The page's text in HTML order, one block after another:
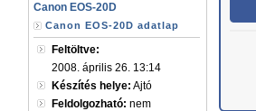
Canon EOS-20D
Canon EOS-20D adatlap
Feltöltve:
2008. április 26. 13:14
Készítés helye: Ajtó
Feldolgozható: nem